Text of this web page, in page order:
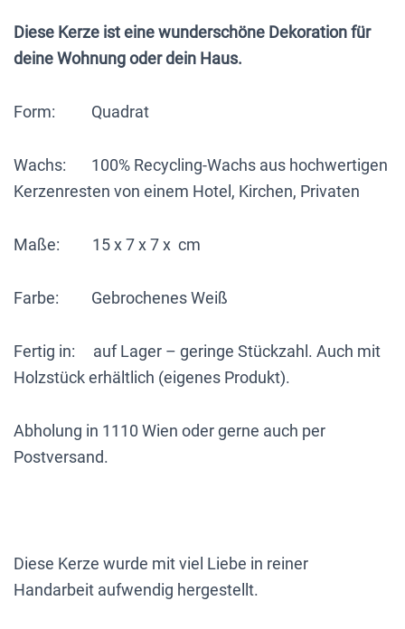
Diese Kerze ist eine wunderschöne Dekoration für
deine Wohnung oder dein Haus.
Form: Quadrat
Wachs: 100% Recycling-Wachs aus hochwertigen
Kerzenresten von einem Hotel, Kirchen, Privaten
Maße: 15 x 7 x 7 x cm
Farbe: Gebrochenes Weiß
Fertig in: auf Lager – geringe Stückzahl. Auch mit
Holzstück erhältlich (eigenes Produkt).
Abholung in 1110 Wien oder gerne auch per
Postversand.
Diese Kerze wurde mit viel Liebe in reiner
Handarbeit aufwendig hergestellt.